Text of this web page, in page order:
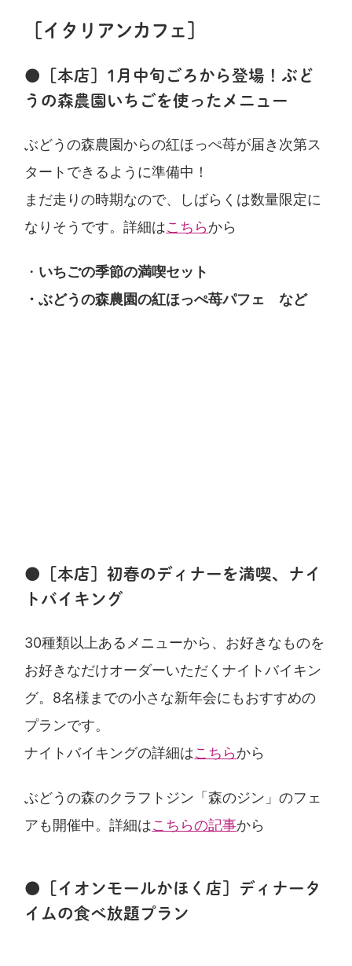
［イタリアンカフェ］
●［本店］1月中旬ごろから登場！ぶど
うの森農園いちごを使ったメニュー
ぶどうの森農園からの紅ほっぺ苺が届き次第ス
タートできるように準備中！
まだ走りの時期なので、しばらくは数量限定に
なりそうです。詳細はこちらから
・ いちごの季節の満喫セット
・ぶどうの森農園の紅ほっぺ苺パフェ など
●［本店］初春のディナーを満喫、ナイ
トバイキング
30種類以上あるメニューから、お好きなものを
お好きなだけオーダーいただくナイトバイキン
グ。8名様までの小さな新年会にもおすすめの
プランです。
ナイトバイキングの詳細はこちらから
ぶどうの森のクラフトジン「森のジン」のフェ
アも開催中。詳細はこちらの記事から
●［イオンモールかほく店］ディナータ
イムの食べ放題プラン